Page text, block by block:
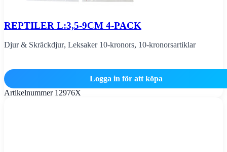
REPTILER L:3,5-9CM 4-PACK
Djur & Skräckdjur, Leksaker 10-kronors, 10-kronorsartiklar
Logga in för att köpa
Artikelnummer 12976X